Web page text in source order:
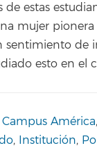
de estas
mujer
sentimiento de
esto en el
Campus América,
, Institución,